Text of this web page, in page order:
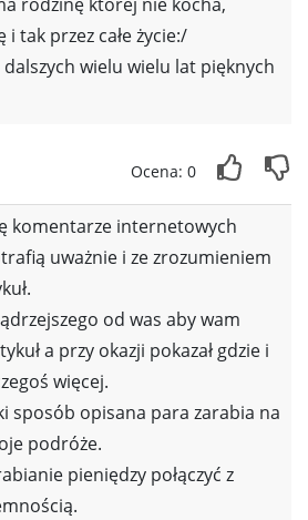
rodzinę której nie kocha,
i tak przez całe życie:/
wielu wielu lat pięknych
Ocena: 0
komentarze internetowych
uważnie i ze zrozumieniem
od was aby wam
a przy okazji pokazał gdzie i
więcej.
sposób opisana para zarabia na
podróże.
pieniędzy połączyć z